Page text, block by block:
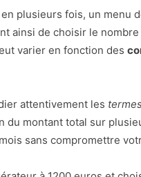
plusieurs fois, un menu
ainsi de choisir le nombre
varier en fonction des
attentivement les
montant total sur
sans compromettre